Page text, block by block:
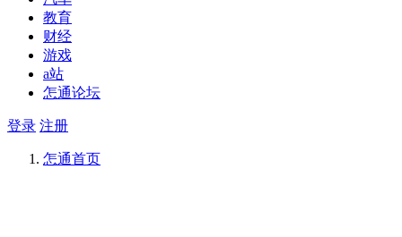
教育
财经
游戏
a站
怎通论坛
登录 注册
怎通首页